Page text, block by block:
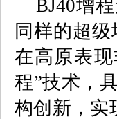
BJ40增
同样的超
在高原表
程”技术，
构创新，实